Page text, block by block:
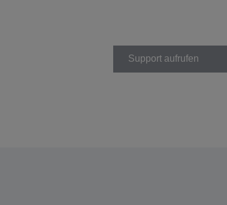
Support aufrufen